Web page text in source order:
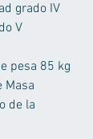
grado IV
V
pesa 85 kg
Masa
de la